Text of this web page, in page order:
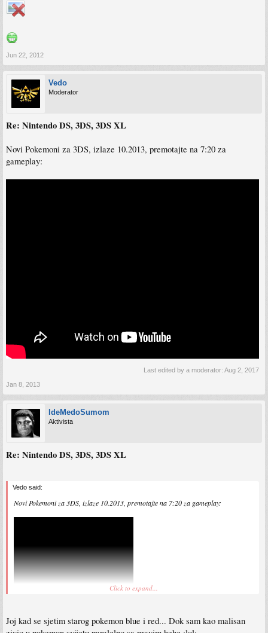
Jun 22, 2012
Vedo
Moderator
Re: Nintendo DS, 3DS, 3DS XL
Novi Pokemoni za 3DS, izlaze 10.2013, premotajte na 7:20 za
gameplay:
Last edited by a moderator: Aug 2, 2017
Jan 8, 2013
IdeMedoSumom
Aktivista
Re: Nintendo DS, 3DS, 3DS XL
Vedo said:
Novi Pokemoni za 3DS, izlaze 10.2013, premotajte na 7:20 za gameplay:
Click to expand...
Joj kad se sjetim starog pokemon blue i red... Dok sam kao malisan